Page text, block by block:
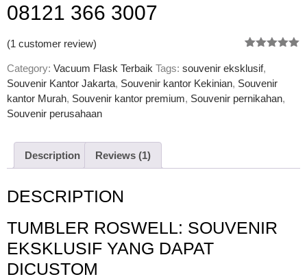
08121 366 3007
out of 5
based on
customer
rating
(1 customer review)
Category: Vacuum Flask Terbaik Tags: souvenir eksklusif,
Souvenir Kantor Jakarta, Souvenir kantor Kekinian, Souvenir
kantor Murah, Souvenir kantor premium, Souvenir pernikahan,
Souvenir perusahaan
Description Reviews (1)
DESCRIPTION
TUMBLER ROSWELL: SOUVENIR
EKSKLUSIF YANG DAPAT
DICUSTOM